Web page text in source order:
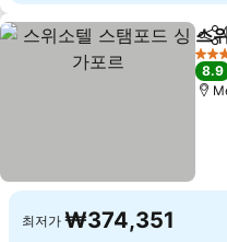
공유
스
5 성
8.9
최저가 ₩374,351